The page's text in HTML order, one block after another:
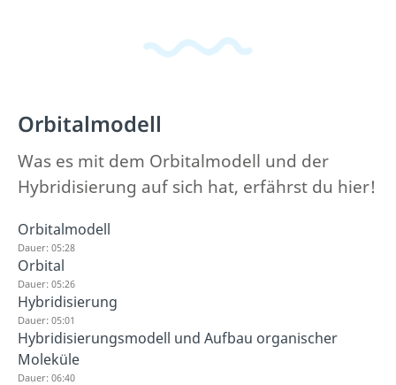
Orbitalmodell
Was es mit dem Orbitalmodell und der
Hybridisierung auf sich hat, erfährst du hier!
Orbitalmodell
Dauer: 05:28
Orbital
Dauer: 05:26
Hybridisierung
Dauer: 05:01
Hybridisierungsmodell und Aufbau organischer
Moleküle
Dauer: 06:40